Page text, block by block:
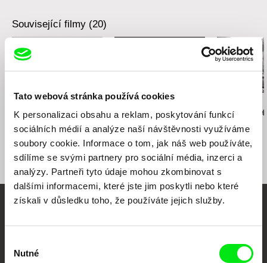
Tato webová stránka používá cookies
K personalizaci obsahu a reklam, poskytování funkcí
sociálních médií a analýze naší návštěvnosti využíváme
soubory cookie. Informace o tom, jak náš web používáte,
sdílíme se svými partnery pro sociální média, inzerci a
analýzy. Partneři tyto údaje mohou zkombinovat s
dalšími informacemi, které jste jim poskytli nebo které
získali v důsledku toho, že používáte jejich služby.
souhlasu
Nutné
Související filmy (20)
Domino Night Sweat Eastern